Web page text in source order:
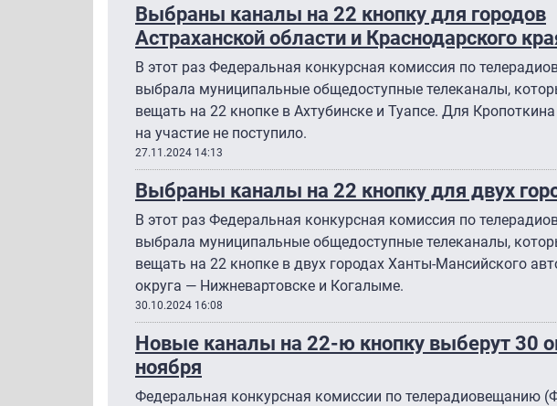
Выбраны каналы на 22 кнопку для городов
Астраханской области и Краснодарского
В этот раз Федеральная конкурсная комиссия по
выбрала муниципальные общедоступные телеканалы,
вещать на 22 кнопке в Ахтубинске и Туапсе. Для
на участие не поступило.
27.11.2024 14:13
Выбраны каналы на 22 кнопку для двух
В этот раз Федеральная конкурсная комиссия по
выбрала муниципальные общедоступные телеканалы,
вещать на 22 кнопке в двух городах Ханты-Мансийского
округа — Нижневартовске и Когалыме.
30.10.2024 16:08
Новые каналы на 22-ю кнопку выберут 30
ноября
Федеральная конкурсная комиссии по телерадиовещанию